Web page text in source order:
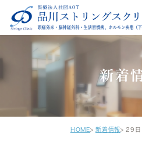
新着
HOME 新着情報